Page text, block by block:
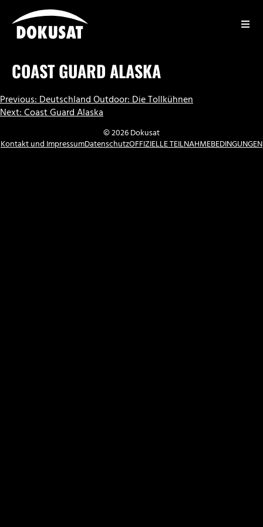
Inhalt
springen
COAST GUARD ALASKA
BEITRAGSNAVIGATION
Previous:Deutschland Outdoor: Die Tollkühnen
Next:Coast Guard Alaska
© 2026 Dokusat
Kontakt und ImpressumDatenschutzOFFIZIELLE TEILNAHMEBEDINGUNGEN